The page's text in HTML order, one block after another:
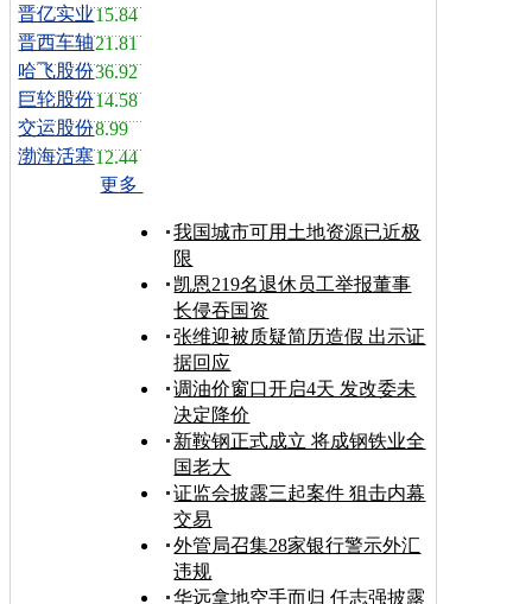
晋亿实业15.84
晋西车轴21.81
哈飞股份36.92
巨轮股份14.58
交运股份8.99
渤海活塞12.44
更多
我国城市可用土地资源已近极
限
凯恩219名退休员工举报董事
长侵吞国资
张维迎被质疑简历造假 出示证
据回应
调油价窗口开启4天 发改委未
决定降价
新鞍钢正式成立 将成钢铁业全
国老大
证监会披露三起案件 狙击内幕
交易
外管局召集28家银行警示外汇
违规
华远拿地空手而归 任志强披露